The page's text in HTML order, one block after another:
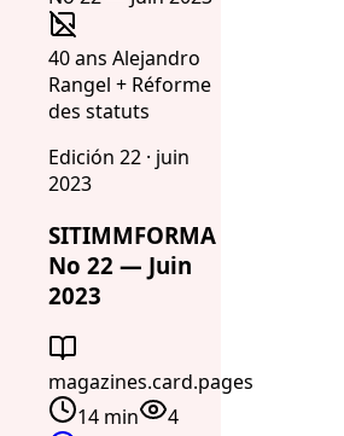
40 ans Alejandro
Rangel + Réforme
des statuts
Edición 22 · juin
2023
SITIMMFORMA
No 22 — Juin
2023
magazines.card.pages
14 min
4